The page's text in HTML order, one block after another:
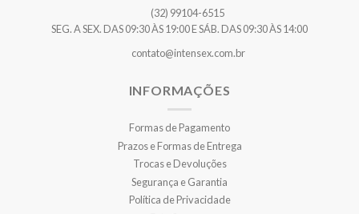
(32) 99104-6515
SEG. A SEX. DAS 09:30 ÀS 19:00 E SÁB. DAS 09:30 ÀS 14:00
contato@intensex.com.br
INFORMAÇÕES
Formas de Pagamento
Prazos e Formas de Entrega
Trocas e Devoluções
Segurança e Garantia
Política de Privacidade